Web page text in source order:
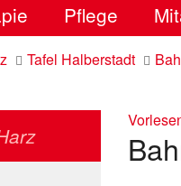
Pflege
Tafel Halberstadt